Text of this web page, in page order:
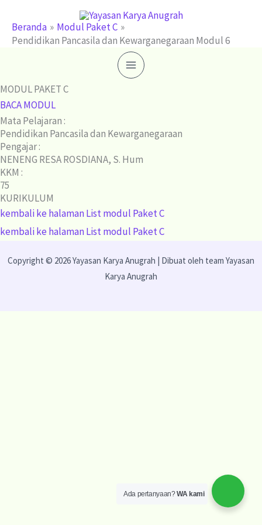
konten
Beranda
Modul Paket C
Pendidikan Pancasila dan Kewarganegaraan Modul 6
MODUL PAKET C
BACA MODUL
Mata Pelajaran :
Pendidikan Pancasila dan Kewarganegaraan
Pengajar :
NENENG RESA ROSDIANA, S. Hum
KKM :
75
KURIKULUM
kembali ke halaman List modul Paket C
kembali ke halaman List modul Paket C
Copyright © 2026 Yayasan Karya Anugrah | Dibuat oleh team Yayasan
Karya Anugrah
Ada pertanyaan?WA kami